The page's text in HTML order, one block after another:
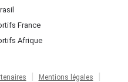
France
Afrique
Mentions légales